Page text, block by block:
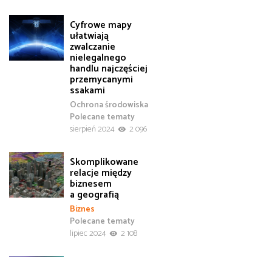
Cyfrowe mapy
ułatwiają
zwalczanie
nielegalnego
handlu najczęściej
przemycanymi
ssakami
Ochrona środowiska
Polecane tematy
sierpień 2024
2 096
Skomplikowane
relacje między
biznesem
a geografią
Biznes
Polecane tematy
lipiec 2024
2 108